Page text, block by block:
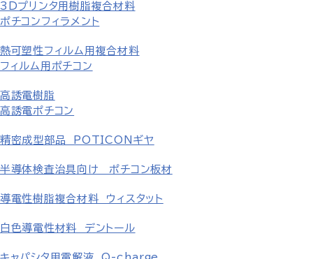
3Dプリンタ用樹脂複合材料
ポチコンフィラメント
熱可塑性フィルム用複合材料
フィルム用ポチコン
高誘電樹脂
高誘電ポチコン
精密成型部品 POTICONギヤ
半導体検査治具向け ポチコン板材
導電性樹脂複合材料 ウィスタット
白色導電性材料 デントール